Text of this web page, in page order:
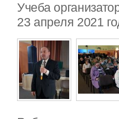
Учеба
23 апреля 2021